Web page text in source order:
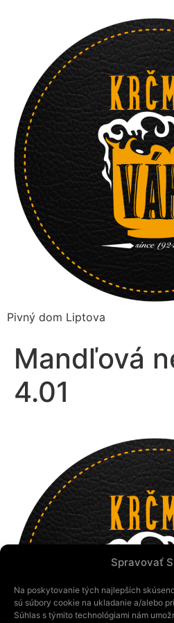
Spravovať
Na poskytovanie tých najlepších
sú súbory cookie na ukladanie a/alebo
Súhlas s týmito technológiami nám
Pivný dom Liptova
Mandľová
4.01